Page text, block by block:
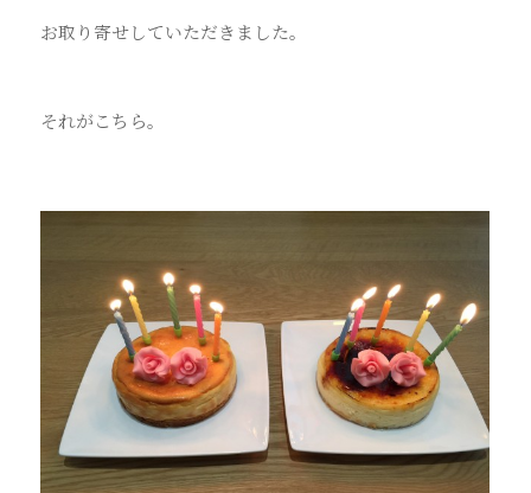
お取り寄せしていただきました。
それがこちら。